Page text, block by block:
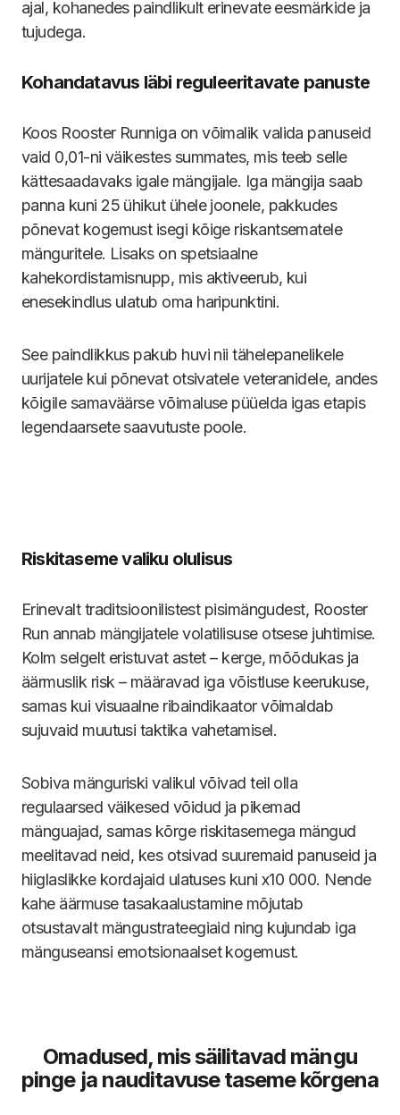
ajal, kohanedes paindlikult erinevate eesmärkide ja
tujudega.
Kohandatavus läbi reguleeritavate panuste
Koos Rooster Runniga on võimalik valida panuseid
vaid 0,01-ni väikestes summates, mis teeb selle
kättesaadavaks igale mängijale. Iga mängija saab
panna kuni 25 ühikut ühele joonele, pakkudes
põnevat kogemust isegi kõige riskantsematele
mänguritele. Lisaks on spetsiaalne
kahekordistamisnupp, mis aktiveerub, kui
enesekindlus ulatub oma haripunktini.
See paindlikkus pakub huvi nii tähelepanelikele
uurijatele kui põnevat otsivatele veteranidele, andes
kõigile samaväärse võimaluse püüelda igas etapis
legendaarsete saavutuste poole.
Riskitaseme valiku olulisus
Erinevalt traditsioonilistest pisimängudest, Rooster
Run annab mängijatele volatilisuse otsese juhtimise.
Kolm selgelt eristuvat astet – kerge, mõõdukas ja
äärmuslik risk – määravad iga võistluse keerukuse,
samas kui visuaalne ribaindikaator võimaldab
sujuvaid muutusi taktika vahetamisel.
Sobiva mänguriski valikul võivad teil olla
regulaarsed väikesed võidud ja pikemad
mänguajad, samas kõrge riskitasemega mängud
meelitavad neid, kes otsivad suuremaid panuseid ja
hiiglaslikke kordajaid ulatuses kuni x10 000. Nende
kahe äärmuse tasakaalustamine mõjutab
otsustavalt mängustrateegiaid ning kujundab iga
mänguseansi emotsionaalset kogemust.
Omadused, mis säilitavad mängu
pinge ja nauditavuse taseme kõrgena